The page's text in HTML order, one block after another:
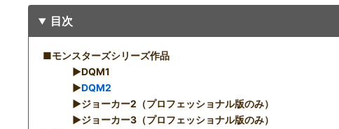
目次
■モンスターズシリーズ作品
▶︎DQM1
▶︎DQM2
▶︎ジョーカー2（プロフェッショナル版のみ）
▶︎ジョーカー3（プロフェッショナル版のみ）